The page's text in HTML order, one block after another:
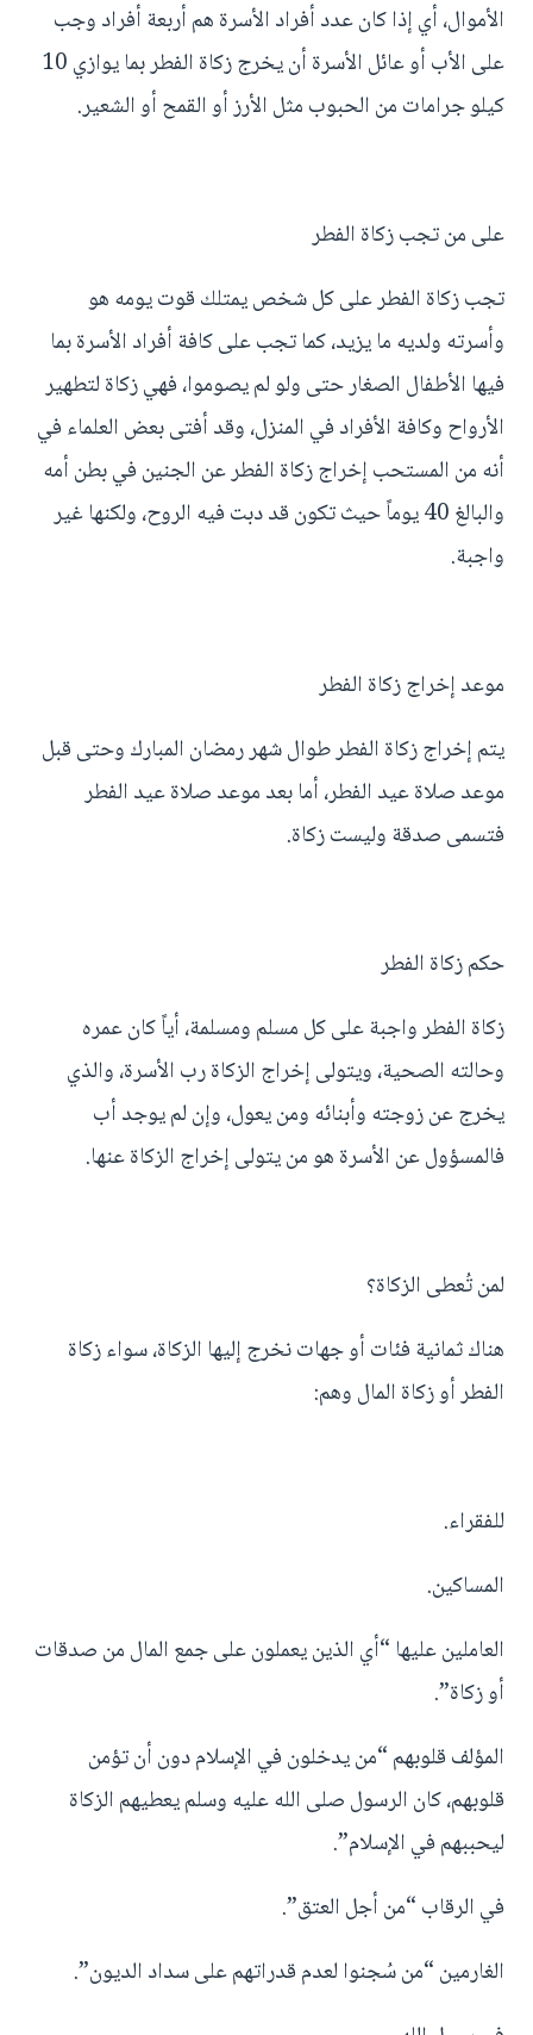
الأموال، أي إذا كان عدد أفراد الأسرة هم أربعة أفراد وجب
على الأب أو عائل الأسرة أن يخرج زكاة الفطر بما يوازي 10
كيلو جرامات من الحبوب مثل الأرز أو القمح أو الشعير.
على من تجب زكاة الفطر
تجب زكاة الفطر على كل شخص يمتلك قوت يومه هو
وأسرته ولديه ما يزيد، كما تجب على كافة أفراد الأسرة بما
فيها الأطفال الصغار حتى ولو لم يصوموا، فهي زكاة لتطهير
الأرواح وكافة الأفراد في المنزل، وقد أفتى بعض العلماء في
أنه من المستحب إخراج زكاة الفطر عن الجنين في بطن أمه
والبالغ 40 يوماً حيث تكون قد دبت فيه الروح، ولكنها غير
واجبة.
موعد إخراج زكاة الفطر
يتم إخراج زكاة الفطر طوال شهر رمضان المبارك وحتى قبل
موعد صلاة عيد الفطر، أما بعد موعد صلاة عيد الفطر
فتسمى صدقة وليست زكاة.
حكم زكاة الفطر
زكاة الفطر واجبة على كل مسلم ومسلمة، أياً كان عمره
وحالته الصحية، ويتولى إخراج الزكاة رب الأسرة، والذي
يخرج عن زوجته وأبنائه ومن يعول، وإن لم يوجد أب
فالمسؤول عن الأسرة هو من يتولى إخراج الزكاة عنها.
لمن تُعطى الزكاة؟
هناك ثمانية فئات أو جهات نخرج إليها الزكاة، سواء زكاة
الفطر أو زكاة المال وهم:
للفقراء.
المساكين.
العاملين عليها “أي الذين يعملون على جمع المال من صدقات
أو زكاة”.
المؤلف قلوبهم “من يدخلون في الإسلام دون أن تؤمن
قلوبهم، كان الرسول صلى الله عليه وسلم يعطيهم الزكاة
ليحببهم في الإسلام”.
في الرقاب “من أجل العتق”.
الغارمين “من سُجنوا لعدم قدراتهم على سداد الديون”.